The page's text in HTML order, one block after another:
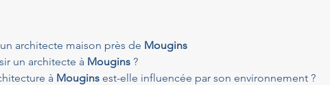
architecte maison près de Mougins
un architecte à Mougins ?
à Mougins est-elle influencée par son environnement ?